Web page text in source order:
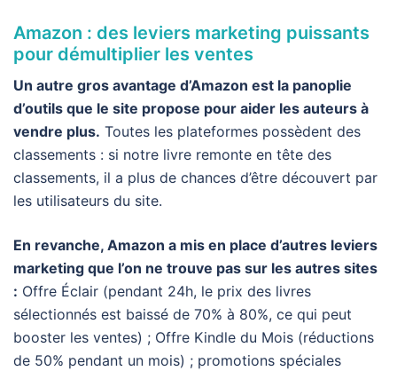
Amazon : des leviers marketing puissants
pour démultiplier les ventes
Un autre gros avantage d’Amazon est la panoplie
d’outils que le site propose pour aider les auteurs à
vendre plus. Toutes les plateformes possèdent des
classements : si notre livre remonte en tête des
classements, il a plus de chances d’être découvert par
les utilisateurs du site.
En revanche, Amazon a mis en place d’autres leviers
marketing que l’on ne trouve pas sur les autres sites
: Offre Éclair (pendant 24h, le prix des livres
sélectionnés est baissé de 70% à 80%, ce qui peut
booster les ventes) ; Offre Kindle du Mois (réductions
de 50% pendant un mois) ; promotions spéciales